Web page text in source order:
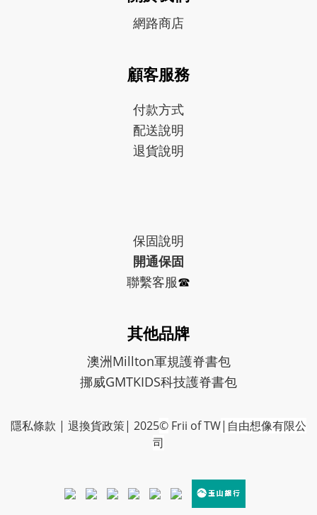
網路商店
顧客服務
付款方式
配送說明
退貨說明
保固說明
開通保固
聯繫客服☎︎
其他品牌
澳洲Millton軍規護脊書包
挪威GMTKIDS科技護脊書包
隱私條款 | 退換貨政策| 2025© Frii of TW|自由想像有限公
司